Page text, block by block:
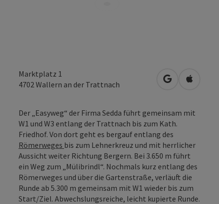
Marktplatz 1
4702 Wallern an der Trattnach in Google
in
Der „Easyweg“ der Firma Sedda führt gemeinsam mit
W1 und W3 entlang der Trattnach bis zum Kath.
Friedhof. Von dort geht es bergauf entlang des
Römerweges bis zum Lehnerkreuz und mit herrlicher
Aussicht weiter Richtung Bergern. Bei 3.650 m führt
ein Weg zum „Mülibrindl“. Nochmals kurz entlang des
Römerweges und über die Gartenstraße, verläuft die
Runde ab 5.300 m gemeinsam mit W1 wieder bis zum
Start/Ziel. Abwechslungsreiche, leicht kupierte Runde.